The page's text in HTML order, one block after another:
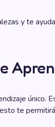
y te
único.
te